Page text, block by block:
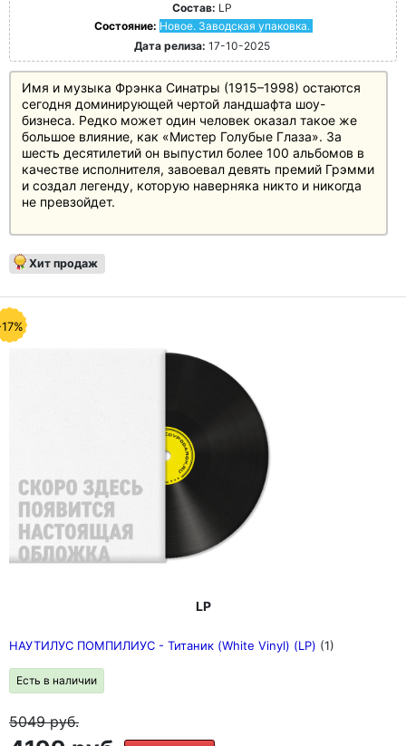
Состав: LP
Состояние: Новое. Заводская упаковка.
Дата релиза: 17-10-2025
Имя и музыка Фрэнка Синатры (1915–1998) остаются
сегодня доминирующей чертой ландшафта шоу-
бизнеса. Редко может один человек оказал такое же
большое влияние, как «Мистер Голубые Глаза». За
шесть десятилетий он выпустил более 100 альбомов в
качестве исполнителя, завоевал девять премий Грэмми
и создал легенду, которую наверняка никто и никогда
не превзойдет.
Хит продаж
LP
НАУТИЛУС ПОМПИЛИУС - Титаник (White Vinyl) (LP) (1)
Есть в наличии
5049руб.